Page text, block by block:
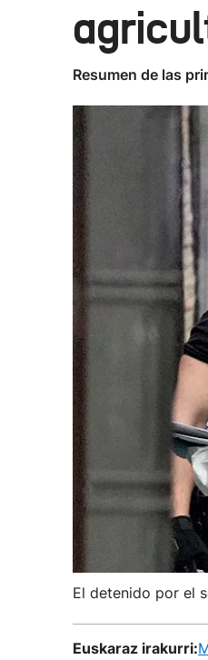
Resumen de las
El detenido por el
Euskaraz irakurri: